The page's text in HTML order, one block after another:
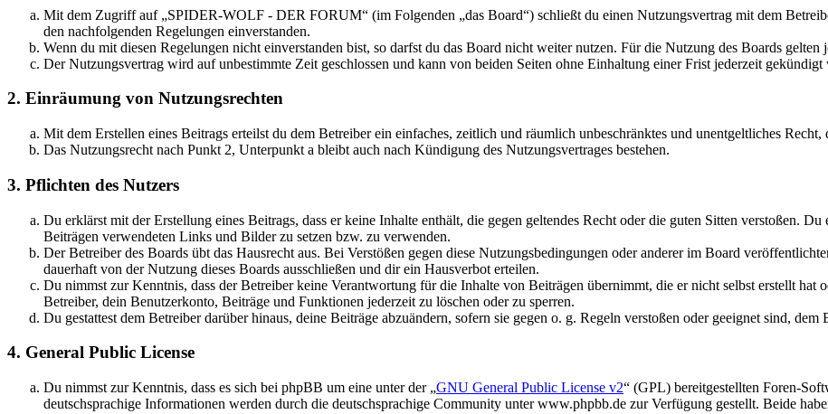
Mit dem Zugriff auf „SPIDER-WOLF - DER FORUM“ (im Folgenden „das Board“) schließt du einen Nutzungsvertrag mit dem
den nachfolgenden Regelungen einverstanden.
Wenn du mit diesen Regelungen nicht einverstanden bist, so darfst du das Board nicht weiter nutzen. Für die Nutzung des Boards
Der Nutzungsvertrag wird auf unbestimmte Zeit geschlossen und kann von beiden Seiten ohne Einhaltung einer Frist jederzeit gekündigt
2. Einräumung von Nutzungsrechten
Mit dem Erstellen eines Beitrags erteilst du dem Betreiber ein einfaches, zeitlich und räumlich unbeschränktes und unentgeltliches
Das Nutzungsrecht nach Punkt 2, Unterpunkt a bleibt auch nach Kündigung des Nutzungsvertrages bestehen.
3. Pflichten des Nutzers
Du erklärst mit der Erstellung eines Beitrags, dass er keine Inhalte enthält, die gegen geltendes Recht oder die guten Sitten verstoßen.
Beiträgen verwendeten Links und Bilder zu setzen bzw. zu verwenden.
Der Betreiber des Boards übt das Hausrecht aus. Bei Verstößen gegen diese Nutzungsbedingungen oder anderer im Board
dauerhaft von der Nutzung dieses Boards ausschließen und dir ein Hausverbot erteilen.
Du nimmst zur Kenntnis, dass der Betreiber keine Verantwortung für die Inhalte von Beiträgen übernimmt, die er nicht selbst erstellt hat
Betreiber, dein Benutzerkonto, Beiträge und Funktionen jederzeit zu löschen oder zu sperren.
Du gestattest dem Betreiber darüber hinaus, deine Beiträge abzuändern, sofern sie gegen o. g. Regeln verstoßen oder geeignet sind,
4. General Public License
Du nimmst zur Kenntnis, dass es sich bei phpBB um eine unter der „GNU General Public License v2“ (GPL) bereitgestellten Foren-
deutschsprachige Informationen werden durch die deutschsprachige Community unter www.phpbb.de zur Verfügung gestellt. Beide